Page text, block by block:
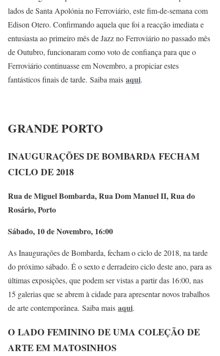
lados de Santa Apolónia no Ferroviário, este fim-de-semana com
Edison Otero. Confirmando aquela que foi a reacção imediata e
entusiasta ao primeiro mês de Jazz no Ferroviário no passado mês
de Outubro, funcionaram como voto de confiança para que o
Ferroviário continuasse em Novembro, a propiciar estes
fantásticos finais de tarde. Saiba mais aqui.
GRANDE PORTO
INAUGURAÇÕES DE BOMBARDA FECHAM
CICLO DE 2018
Rua de Miguel Bombarda, Rua Dom Manuel II, Rua do
Rosário, Porto
Sábado, 10 de Novembro, 16:00
As Inaugurações de Bombarda, fecham o ciclo de 2018, na tarde
do próximo sábado. É o sexto e derradeiro ciclo deste ano, para as
últimas exposições, que podem ser vistas a partir das 16:00, nas
15 galerias que se abrem à cidade para apresentar novos trabalhos
de arte contemporânea. Saiba mais aqui.
O LADO FEMININO DE UMA COLEÇÃO DE
ARTE EM MATOSINHOS